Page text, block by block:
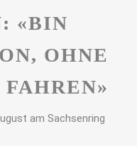
«BIN
OHNE